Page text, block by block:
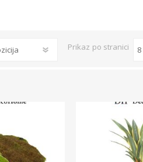
i Saksije
sve
Prikaz po stranici